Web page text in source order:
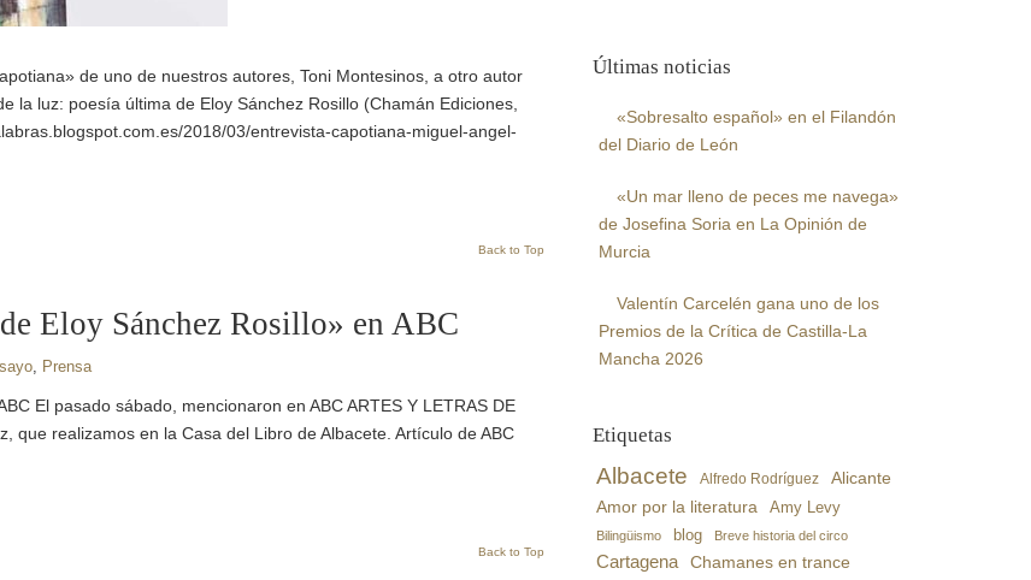
de uno de nuestros autores, Toni Montesinos, a otro autor
la luz: poesía última de Eloy Sánchez Rosillo (Chamán Ediciones,
2018/03/entrevista-capotiana-miguel-angel-
Back to Top
Eloy Sánchez Rosillo» en ABC
, Prensa
El pasado sábado, mencionaron en ABC ARTES Y LETRAS DE
que realizamos en la Casa del Libro de Albacete. Artículo de ABC
Back to Top
Últimas noticias
«Sobresalto español» en el Filandón
del Diario de León
«Un mar lleno de peces me navega»
de Josefina Soria en La Opinión de
Murcia
Valentín Carcelén gana uno de los
Premios de la Crítica de Castilla-La
Mancha 2026
Etiquetas
Albacete Alfredo Rodríguez
Alicante
Amor por la literatura
Amy Levy
Bilingüismo blog Breve historia del circo
Cartagena Chamanes en trance